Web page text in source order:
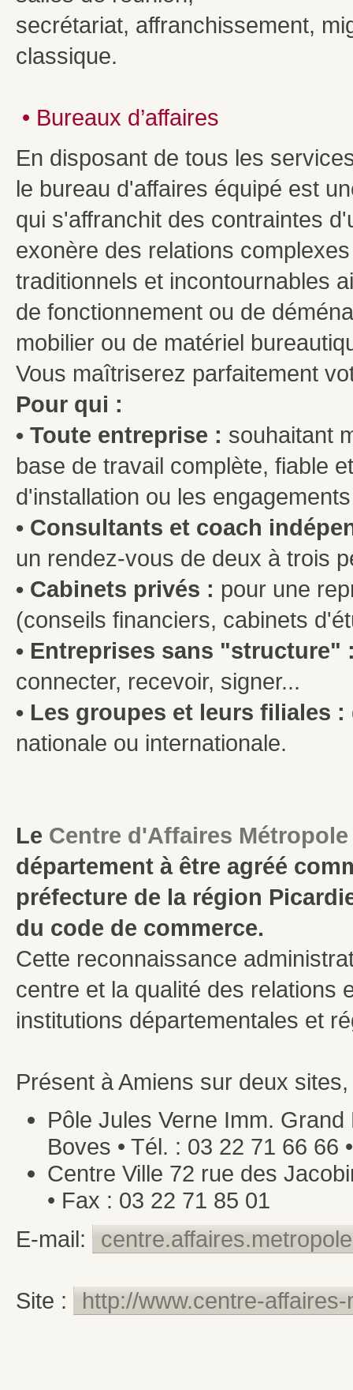
secrétariat, affranchissement,
classique.
• Bureaux d’affaires
En disposant de tous les
le bureau d'affaires équipé est
qui s'affranchit des contraintes
exonère des relations
traditionnels et incontournables
de fonctionnement ou de
mobilier ou de matériel
Vous maîtriserez parfaitement
Pour qui :
• Toute entreprise : souhaitant
base de travail complète, fiable
d'installation ou les
• Consultants et coach
un rendez-vous de deux à trois
• Cabinets privés : pour une
(conseils financiers, cabinets
• Entreprises sans "structure"
connecter, recevoir, signer...
• Les groupes et leurs filiales :
nationale ou internationale.
Le Centre d'Affaires Métropole
département à être agréé
préfecture de la région
du code de commerce.
Cette reconnaissance
centre et la qualité des relations
institutions départementales et
Présent à Amiens sur deux
Pôle Jules Verne Imm.
Boves • Tél. : 03 22 71 66 66
Centre Ville 72 rue des
• Fax : 03 22 71 85 01
E-mail:
Site : http://www.centre-